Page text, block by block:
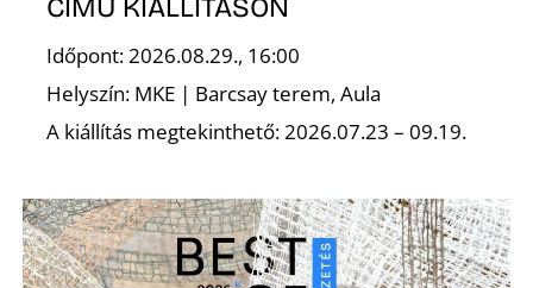
CÍMŰ KIÁLLÍTÁSON
Időpont: 2026.08.29., 16:00
Helyszín: MKE | Barcsay terem, Aula
A kiállítás megtekinthető: 2026.07.23 – 09.19.